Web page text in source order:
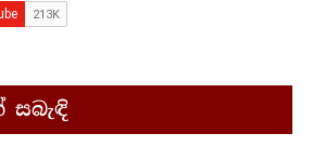
සබැඳි